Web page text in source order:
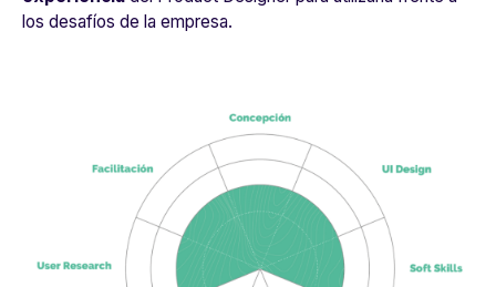
los desafíos de la empresa.